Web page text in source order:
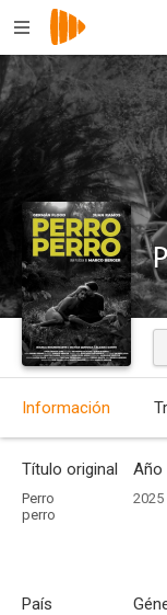
Información
Título original
Perro
perro
Año
2025
País